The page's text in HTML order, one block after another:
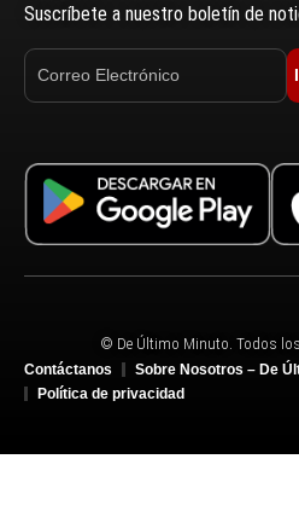
Suscríbete a nuestro boletín de
© De Último Minuto. Todos
Contáctanos
Sobre Nosotros – De
Política de privacidad